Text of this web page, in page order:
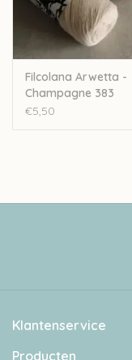
Filcolana Arwetta -
Champagne 383
€5,50
Klantenservice
Producten